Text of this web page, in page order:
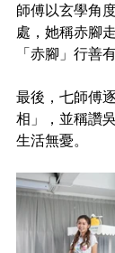
師傅以玄學角
處，她稱赤腳
「赤腳」行善
最後，七師傅
相」，並稱讚
生活無憂。